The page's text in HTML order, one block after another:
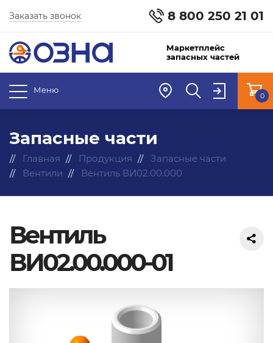
8 800 250 21 01
Заказать звонок
Маркетплейс
запасных частей
Меню
0
Запасные части
Главная Продукция
Запасные части
Вентили
Вентиль ВИ02.00.000
Вентиль
ВИ02.00.000-01